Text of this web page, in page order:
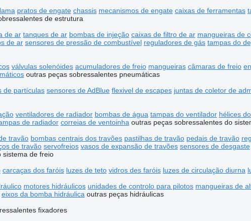
pratos de engate chassis mecanismos de engate caixas de ferramentas
de estrutura
de ar tanques de ar bombas de injeção caixas de filtro de ar mangueiras de
de ar sensores de pressão de combustível reguladores de gás tampas do
válvulas solenóides acumuladores de freio mangueiras câmaras de freio
outras peças sobressalentes pneumáticas
de partículas sensores de AdBlue flexivel de escapes juntas de coletor de
ventiladores de radiador bombas de água tampas do ventilador hélices
de radiador correias de ventoinha outras peças sobressalentes do
travão bombas centrais dos travões pastilhas de travão pedais de travão
de travão servofreios vasos de expansão de travões sensores de desgaste
sistema de freio
carcaças dos faróis luzes de teto vidros des faróis luzes de circulação diurna
motores hidráulicos unidades de controlo para pilotos mangueiras de
eixos da bomba hidráulica outras peças hidráulicas
fixadores